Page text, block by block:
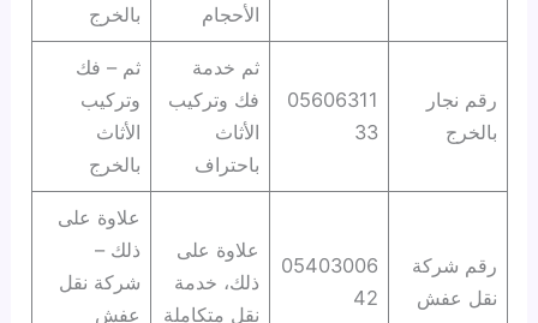
الأحجام
بالخرج
رقم نجار
بالخرج
05606311
33
ثم خدمة
فك وتركيب
الأثاث
باحتراف
ثم – فك
وتركيب
الأثاث
بالخرج
رقم شركة
نقل عفش
05403006
42
علاوة على
ذلك، خدمة
نقل متكاملة
علاوة على
ذلك –
شركة نقل
عفش